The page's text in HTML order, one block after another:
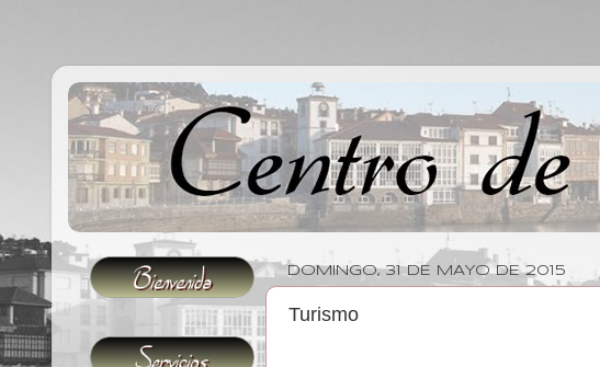
DOMINGO, 31 DE MAYO DE 2015
Turismo